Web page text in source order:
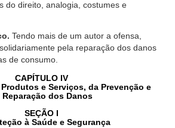
do direito, analogia, costumes e
Tendo mais de um autor a ofensa,
pela reparação dos danos
de consumo.
CAPÍTULO IV
e Serviços, da Prevenção e
Reparação dos Danos
SEÇÃO I
à Saúde e Segurança